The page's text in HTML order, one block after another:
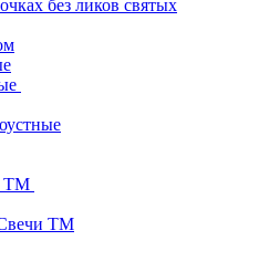
без ликов святых
ТМ
ТМ